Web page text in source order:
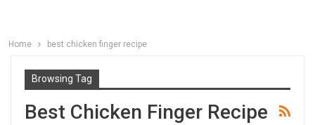
Home best chicken finger recipe
Browsing Tag
Best Chicken Finger Recipe